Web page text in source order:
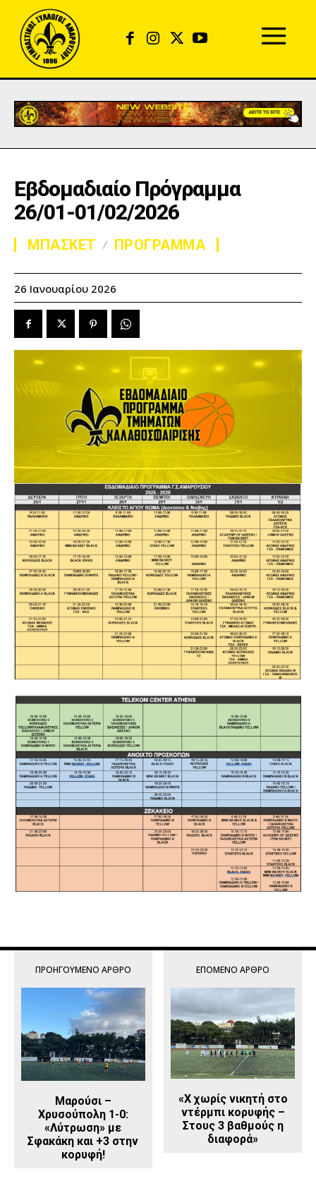
Εβδομαδιαίο Πρόγραμμα
26/01-01/02/2026
ΜΠΑΣΚΕΤ ΠΡΟΓΡΑΜΜΑ
26 Ιανουαρίου 2026
ΠΡΟΗΓΟΎΜΕΝΟ ΆΡΘΡΟ
Μαρούσι –
Χρυσούπολη 1-0:
«Λύτρωση» με
Σφακάκη και +3 στην
κορυφή!
ΕΠΌΜΕΝΟ ΆΡΘΡΟ
«Χ χωρίς νικητή στο
ντέρμπι κορυφής –
Στους 3 βαθμούς η
διαφορά»